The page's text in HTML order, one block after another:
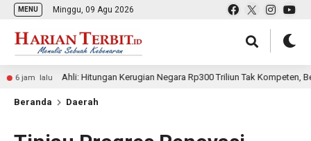
MENU Minggu, 09 Agu 2026
Ahli: Hitungan Kerugian Negara Rp300 Triliun Tak Kompeten, Berpotensi
Beranda Daerah